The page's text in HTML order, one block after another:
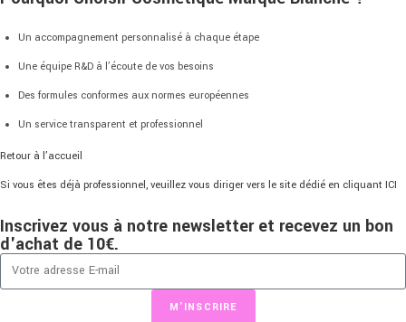
Un accompagnement personnalisé à chaque étape
Une équipe R&D à l’écoute de vos besoins
Des formules conformes aux normes européennes
Un service transparent et professionnel
Retour à l’accueil
Si vous êtes déjà professionnel, veuillez vous diriger vers le site dédié en cliquant ICI
Inscrivez vous à notre newsletter et recevez un bon
d'achat de 10€.
M'INSCRIRE